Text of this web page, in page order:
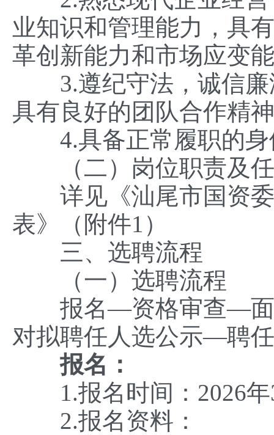
业知识和管理能力，具
革创新能力和市场应变
3.遵纪守法，诚信廉
具有良好的团队合作精
4.具备正常履职的身
（二）岗位职责及任
详见《汕尾市国资委
表》（附件1）
三、选聘流程
（一）选聘流程
报名—资格审查—面
对拟聘任人选公示—聘
报名：
1.报名时间：2026年
2.报名资料：